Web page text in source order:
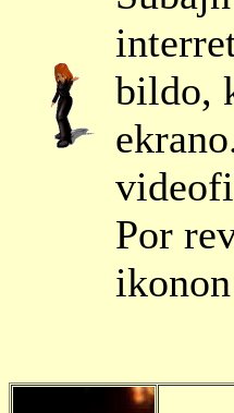
bildo,
Por
ikonon